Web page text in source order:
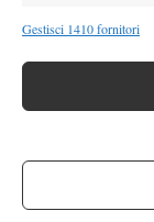
Gestisci 1410 fornitori